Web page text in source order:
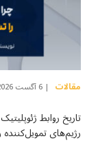
مقالات 6 آگست 2026
تاریخ روابط
رژیم‌های